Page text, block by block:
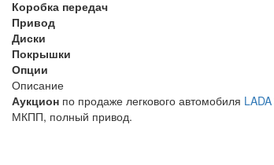
Коробка передач
Привод
Диски
Покрышки
Опции
Описание
Аукцион по продаже легкового автомобиля LADA
МКПП, полный привод.